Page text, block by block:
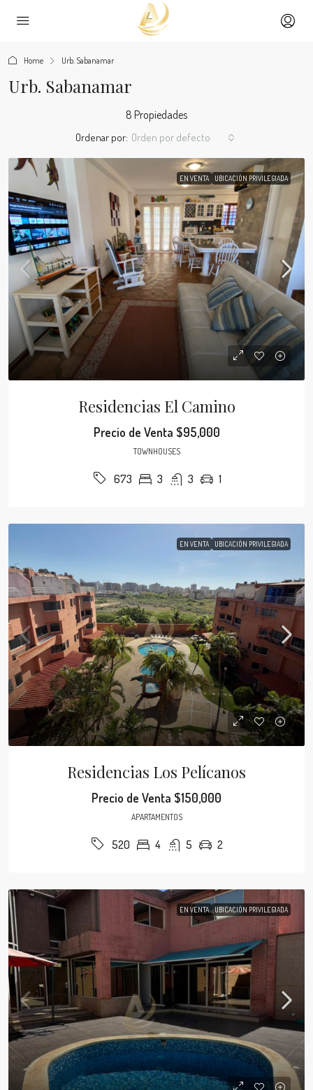
Home Urb. Sabanamar
Urb. Sabanamar
8 Propiedades
Ordenar por: Orden por defecto
EN VENTA UBICACIÓN PRIVILEGIADA
Residencias El Camino
Precio de Venta $95,000
TOWNHOUSES
673 3 3 1
EN VENTA UBICACIÓN PRIVILEGIADA
Residencias Los Pelícanos
Precio de Venta $150,000
APARTAMENTOS
520 4 5 2
EN VENTA UBICACIÓN PRIVILEGIADA